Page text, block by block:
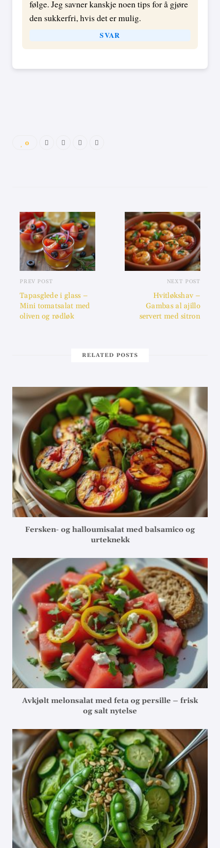
følge. Jeg savner kanskje noen tips for å gjøre
den sukkerfri, hvis det er mulig.
SVAR
0
PREV POST
Tapasglede i glass –
Mini tomatsalat med
oliven og rødløk
NEXT POST
Hvitløkshav –
Gambas al ajillo
servert med sitron
RELATED POSTS
Fersken- og halloumisalat med balsamico og
urteknekk
Avkjølt melonsalat med feta og persille – frisk
og salt nytelse